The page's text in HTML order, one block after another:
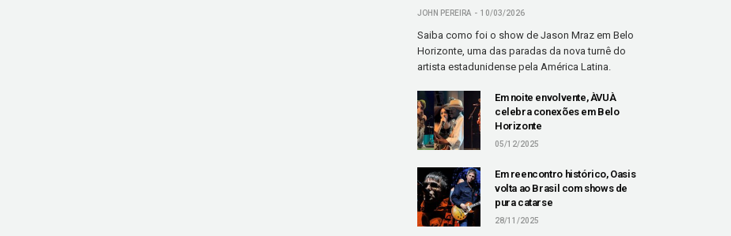
JOHN PEREIRA 10/03/2026
Saiba como foi o show de Jason Mraz em Belo
Horizonte, uma das paradas da nova turnê do
artista estadunidense pela América Latina.
Em noite envolvente, ÀVUÀ
celebra conexões em Belo
Horizonte
05/12/2025
Em reencontro histórico, Oasis
volta ao Brasil com shows de
pura catarse
28/11/2025